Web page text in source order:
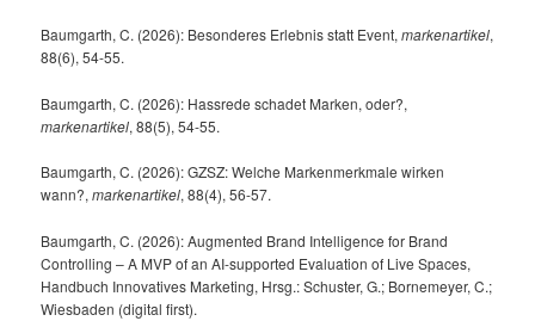
Baumgarth, C. (2026): Besonderes Erlebnis statt Event,markenartikel,
88(6), 54-55.
Baumgarth, C. (2026): Hassrede schadet Marken, oder?,
markenartikel, 88(5), 54-55.
Baumgarth, C. (2026): GZSZ: Welche Markenmerkmale wirken
wann?,markenartikel, 88(4), 56-57.
Baumgarth, C. (2026): Augmented Brand Intelligence for Brand
Controlling – A MVP of an AI-supported Evaluation of Live Spaces,
Handbuch Innovatives Marketing, Hrsg.: Schuster, G.; Bornemeyer, C.;
Wiesbaden (digital first).